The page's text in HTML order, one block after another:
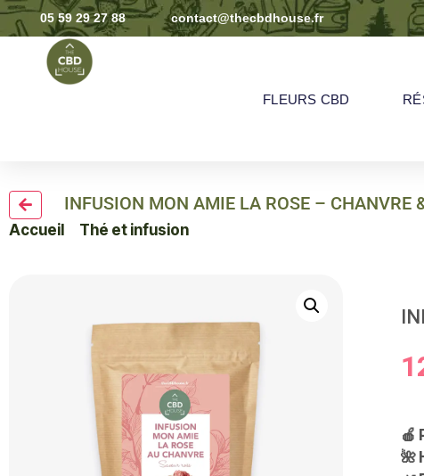
05 59 29 27 88 contact@thecbdhouse.fr
FLEURS CBD
INFUSION MON AMIE LA ROSE – CHANVRE
Accueil Thé et infusion
🍎
🌺